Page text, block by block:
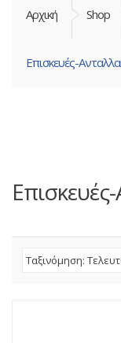
Αρχική Shop
Επισκευές-